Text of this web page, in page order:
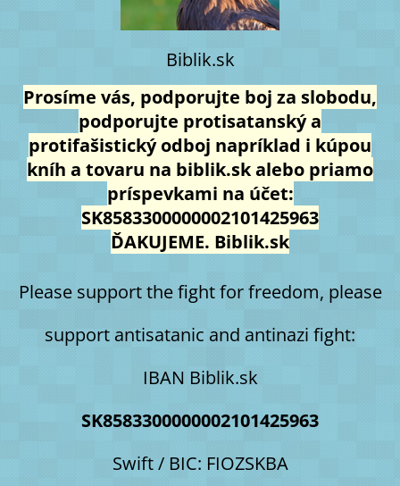
Biblik.sk
Prosíme vás, podporujte boj za slobodu,
podporujte protisatanský a
protifašistický odboj napríklad i kúpou
kníh a tovaru na biblik.sk alebo priamo
príspevkami na účet:
SK8583300000002101425963
ĎAKUJEME. Biblik.sk
Please support the fight for freedom, please
support antisatanic and antinazi fight:
IBAN Biblik.sk
SK8583300000002101425963
Swift / BIC: FIOZSKBA